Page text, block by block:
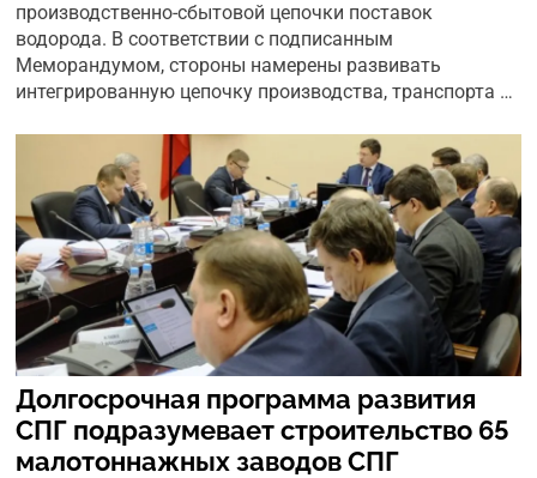
производственно-сбытовой цепочки поставок
водорода. В соответствии с подписанным
Меморандумом, стороны намерены развивать
интегрированную цепочку производства, транспорта …
Долгосрочная программа развития
СПГ подразумевает строительство 65
малотоннажных заводов СПГ